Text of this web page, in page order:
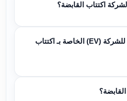
اكتتاب القابضة؟
ما هي القيمة الإجمالية للشركة (EV) الخاصة بـ اكتتاب